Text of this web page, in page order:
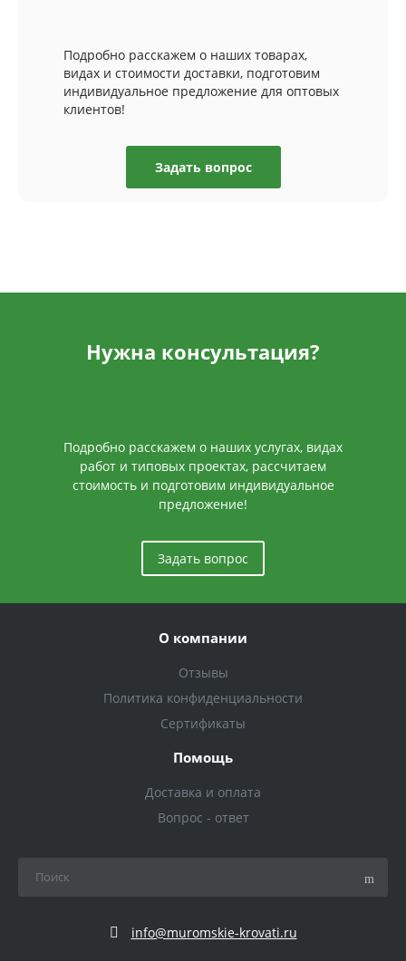
Подробно расскажем о наших товарах,
видах и стоимости доставки, подготовим
индивидуальное предложение для оптовых
клиентов!
Задать вопрос
Нужна консультация?
Подробно расскажем о наших услугах, видах
работ и типовых проектах, рассчитаем
стоимость и подготовим индивидуальное
предложение!
Задать вопрос
О компании
Отзывы
Политика конфиденциальности
Сертификаты
Помощь
Доставка и оплата
Вопрос - ответ
info@muromskie-krovati.ru